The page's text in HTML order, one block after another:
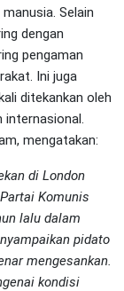
Selain
dengan
pengaman
Ini juga
ditekankan oleh
internasional.
mengatakan:
di London
Komunis
lalu dalam
pidato
mengesankan.
kondisi